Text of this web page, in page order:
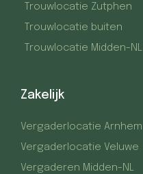
Trouwlocatie Zutphen
Trouwlocatie buiten
Trouwlocatie Midden-NL
Zakelijk
Vergaderlocatie Arnhem
Vergaderlocatie Veluwe
Vergaderen Midden-NL